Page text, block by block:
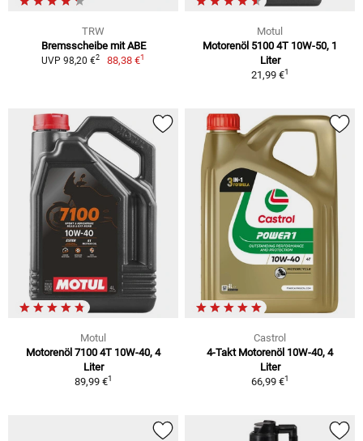
TRW
Bremsscheibe mit ABE
UVP 98,20 €2 88,38 €1
Motul
Motorenöl 5100 4T 10W-50, 1
Liter
21,99 €1
Motul
Motorenöl 7100 4T 10W-40, 4
Liter
89,99 €1
Castrol
4-Takt Motorenöl 10W-40, 4
Liter
66,99 €1